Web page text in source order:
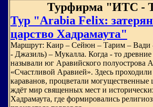
Турфирма "ИТС -
Тур "Arabia Felix:
царство Хадрамаута"
Маршрут: Каир – Сейюн – Тарим – Вади
- Джазиль) – Мукалла. Когда - то
называли юг Аравийского полуострова
«Счастливой Аравией». Здесь
караванов, процветали могущественные
ждёт мир священных мест и
Хадрамаута, где формировались